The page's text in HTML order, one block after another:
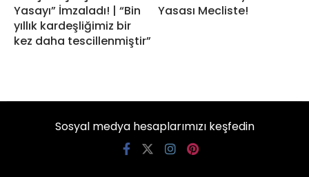
Yasayı” İmzaladı! | “Bin
yıllık kardeşliğimiz bir
kez daha tescillenmiştir”
Yasası Mecliste!
Sosyal medya hesaplarımızı keşfedin